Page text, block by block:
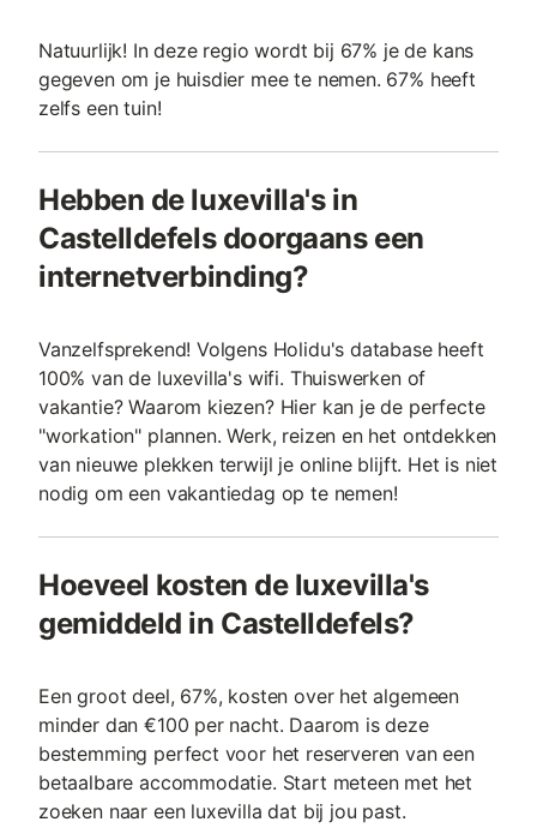
Natuurlijk! In deze regio wordt bij 67% je de kans
gegeven om je huisdier mee te nemen. 67% heeft
zelfs een tuin!
Hebben de luxevilla's in
Castelldefels doorgaans een
internetverbinding?
Vanzelfsprekend! Volgens Holidu's database heeft
100% van de luxevilla's wifi. Thuiswerken of
vakantie? Waarom kiezen? Hier kan je de perfecte
"workation" plannen. Werk, reizen en het ontdekken
van nieuwe plekken terwijl je online blijft. Het is niet
nodig om een vakantiedag op te nemen!
Hoeveel kosten de luxevilla's
gemiddeld in Castelldefels?
Een groot deel, 67%, kosten over het algemeen
minder dan €100 per nacht. Daarom is deze
bestemming perfect voor het reserveren van een
betaalbare accommodatie. Start meteen met het
zoeken naar een luxevilla dat bij jou past.